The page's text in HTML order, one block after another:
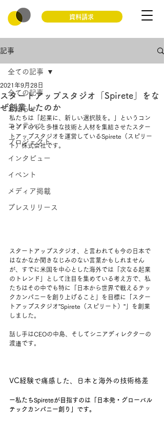
資料請求
記事
全ての記事
お知らせ
コンテンツ
プロジェクト
インタビュー
イベント
メディア掲載
プレスリリース
全ての記事
スタートアップスタジオ「Spirete」をな
ぜ創業したのか
2021年9月28日
私たちは「起業に、新しい選択肢を。」というコン
セプトのもと多様な技術と人材を集結させたスター
トアップスタジオを運営しているSpirete（スピリー
ト）株式会社です。
スタートアップスタジオ、と言われても今の日本で
はなかなか聞きなじみのない言葉かもしれません
が、すでに米国を中心とした海外では「次なる起業
のトレンド」として注目を集めている考え方で、私
たちはその中でも特に「日本から世界で戦えるテッ
クカンパニーを創り上げること」を目標に「スター
トアップスタジオ”Spirete（スピリート）”」を創業
しました。
話し手はCEOの中島、そしてシニアディレクターの
渡邉です。
VC経験で痛感した、日本と海外の技術格差
ー私たちSpireteが目指すのは「日本発・グローバル
テックカンパニー創り」です。